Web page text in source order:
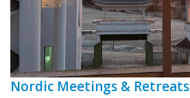
Nordic Meetings & Retreats